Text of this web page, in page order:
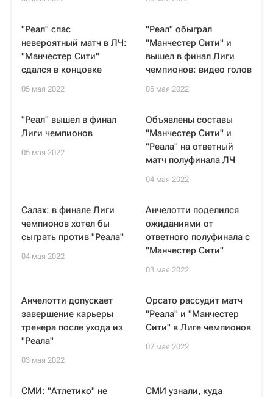
"Реал" спас
невероятный матч в ЛЧ:
"Манчестер Сити"
сдался в концовке
05 мая 2022
"Реал" обыграл
"Манчестер Сити" и
вышел в финал Лиги
чемпионов: видео голов
05 мая 2022
"Реал" вышел в финал
Лиги чемпионов
05 мая 2022
Объявлены составы
"Манчестер Сити" и
"Реала" на ответный
матч полуфинала ЛЧ
04 мая 2022
Салах: в финале Лиги
чемпионов хотел бы
сыграть против "Реала"
04 мая 2022
Анчелотти поделился
ожиданиями от
ответного полуфинала с
"Манчестер Сити"
03 мая 2022
Анчелотти допускает
завершение карьеры
тренера после ухода из
"Реала"
03 мая 2022
Орсато рассудит матч
"Реала" и "Манчестер
Сити" в Лиге чемпионов
02 мая 2022
СМИ: "Атлетико" не
СМИ узнали, куда